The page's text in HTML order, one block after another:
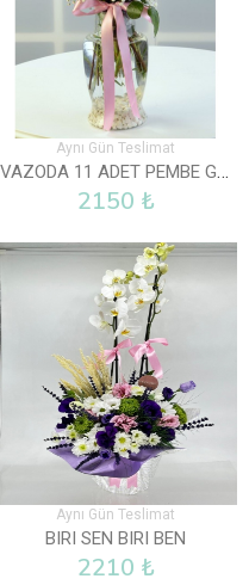
Aynı Gün Teslimat
VAZODA 11 ADET PEMBE GÜL
2150 ₺
Aynı Gün Teslimat
BIRI SEN BIRI BEN
2210 ₺